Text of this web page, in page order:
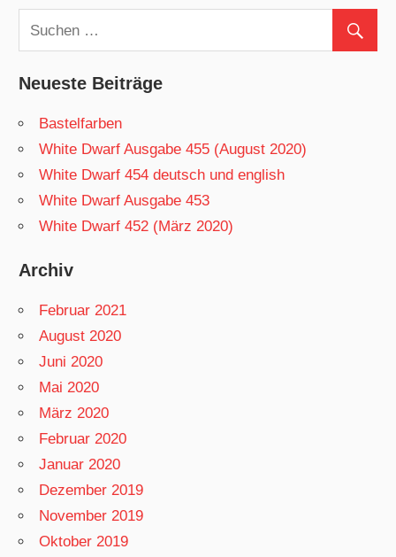
Neueste Beiträge
Bastelfarben
White Dwarf Ausgabe 455 (August 2020)
White Dwarf 454 deutsch und english
White Dwarf Ausgabe 453
White Dwarf 452 (März 2020)
Archiv
Februar 2021
August 2020
Juni 2020
Mai 2020
März 2020
Februar 2020
Januar 2020
Dezember 2019
November 2019
Oktober 2019